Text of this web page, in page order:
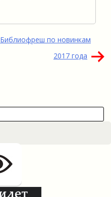
Библиофреш по новинкам
2017 года